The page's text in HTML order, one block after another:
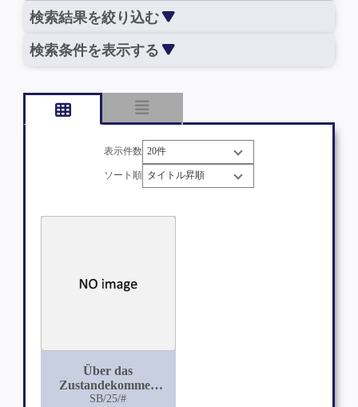
検索結果を絞り込む
検索条件を表示する
表示件数
ソート順
Über das
Zustandekommen
kleinzelliger
SB/25/#